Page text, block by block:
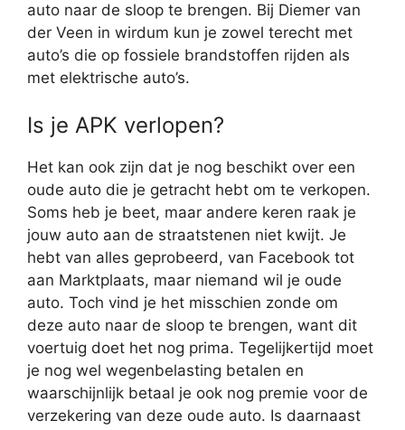
auto naar de sloop te brengen. Bij Diemer van
der Veen in wirdum kun je zowel terecht met
auto’s die op fossiele brandstoffen rijden als
met elektrische auto’s.
Is je APK verlopen?
Het kan ook zijn dat je nog beschikt over een
oude auto die je getracht hebt om te verkopen.
Soms heb je beet, maar andere keren raak je
jouw auto aan de straatstenen niet kwijt. Je
hebt van alles geprobeerd, van Facebook tot
aan Marktplaats, maar niemand wil je oude
auto. Toch vind je het misschien zonde om
deze auto naar de sloop te brengen, want dit
voertuig doet het nog prima. Tegelijkertijd moet
je nog wel wegenbelasting betalen en
waarschijnlijk betaal je ook nog premie voor de
verzekering van deze oude auto. Is daarnaast